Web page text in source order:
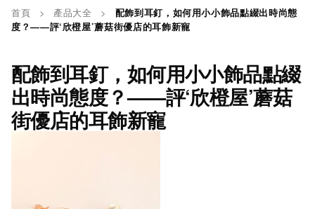
首頁 > 產品大全 >
配飾到耳釘，如何用小小飾品點綴出時尚態
度？——評‘欣橙屋’蘑菇街優店的耳飾新寵
配飾到耳釘，如何用小小飾品點綴
出時尚態度？——評‘欣橙屋’蘑菇
街優店的耳飾新寵